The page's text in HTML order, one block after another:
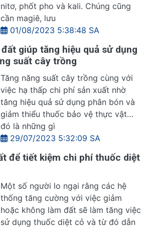
nitơ, phốt pho và kali. Chúng cũng
cần magiê, lưu
01/08/2023 5:38:48 SA
giúp tăng hiệu quả sử dụng
suất cây trồng
Tăng năng suất cây trồng cùng với
việc hạ thấp chi phí sản xuất nhờ
tăng hiệu quả sử dụng phân bón và
giảm thiểu thuốc bảo vệ thực vật…
đó là những gì
29/07/2023 5:32:09 SA
để tiết kiệm chi phí thuốc diệt
Một số người lo ngại rằng các hệ
thống tăng cường với việc giảm
hoặc không làm đất sẽ làm tăng việc
sử dụng thuốc diệt cỏ và từ đó dẫn